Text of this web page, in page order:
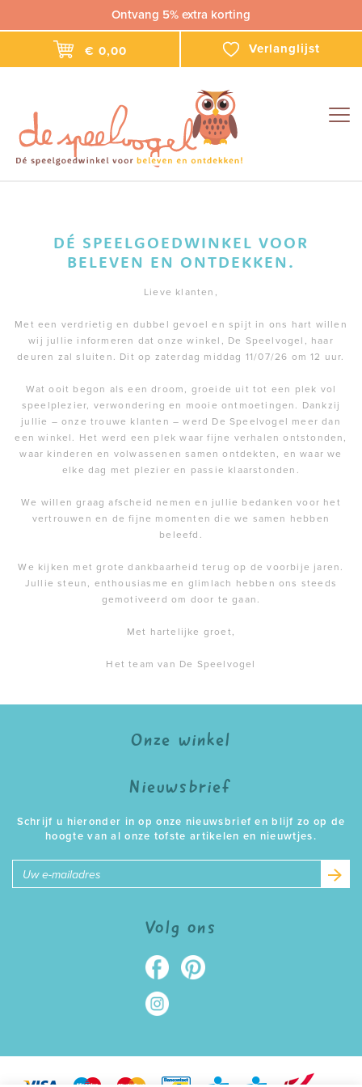
Ontvang 5% extra korting
€ 0,00 Verlanglijst
DÉ SPEELGOEDWINKEL VOOR
BELEVEN EN ONTDEKKEN.
Lieve klanten,
Met een verdrietig en dubbel gevoel en spijt in ons hart willen
wij jullie informeren dat onze winkel, De Speelvogel, haar
deuren zal sluiten. Dit op zaterdag middag 11/07/26 om 12 uur.
Wat ooit begon als een droom, groeide uit tot een plek vol
speelplezier, verwondering en mooie ontmoetingen. Dankzij
jullie – onze trouwe klanten – werd De Speelvogel meer dan
een winkel. Het werd een plek waar fijne verhalen ontstonden,
waar kinderen en volwassenen samen ontdekten, en waar we
elke dag met plezier en passie klaarstonden.
We willen graag afscheid nemen en jullie bedanken voor het
vertrouwen en de fijne momenten die we samen hebben
beleefd.
We kijken met grote dankbaarheid terug op de voorbije jaren.
Jullie steun, enthousiasme en glimlach hebben ons steeds
gemotiveerd om door te gaan.
Met hartelijke groet,
Het team van De Speelvogel
Onze winkel
Nieuwsbrief
Schrijf u hieronder in op onze nieuwsbrief en blijf zo op de
hoogte van al onze tofste artikelen en nieuwtjes.
Volg ons